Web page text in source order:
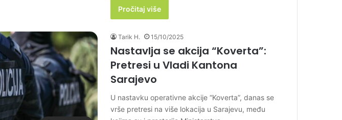
Pročitaj više
Tarik H. 15/10/2025
Nastavlja se akcija “Koverta”:
Pretresi u Vladi Kantona
Sarajevo
U nastavku operativne akcije “Koverta”, danas se
vrše pretresi na više lokacija u Sarajevu, među